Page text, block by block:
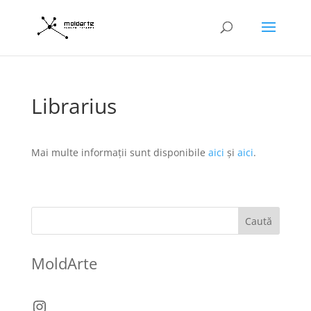
Librarius
Mai multe informații sunt disponibile aici și aici.
Caută
MoldArte
Instagram